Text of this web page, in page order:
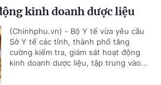
kinh doanh dược liệu
(Chinhphu.vn) - Bộ Y tế vừa yêu cầu
Sở Y tế các tỉnh, thành phố tăng
cường kiểm tra, giám sát hoạt động
kinh doanh dược liệu, tập trung vào...